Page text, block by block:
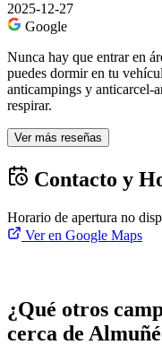
2025-12-27
Google
Nunca hay que entrar en
puedes dormir en tu
anticampings y anticarcel-
respirar.
Ver más reseñas
Contacto y
Horario de apertura no
Ver en Google Maps
¿Qué otros
cerca de